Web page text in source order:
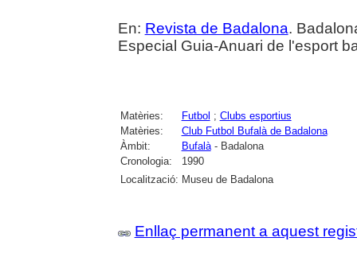
En: Revista de Badalona.
Especial Guia-Anuari de l'esport
Matèries: Futbol ; Clubs esportius
Matèries:
Club Futbol Bufalà de Badalona
Àmbit:
Bufalà- Badalona
Cronologia:
1990
Localització: Museu de Badalona
Enllaç permanent a aquest